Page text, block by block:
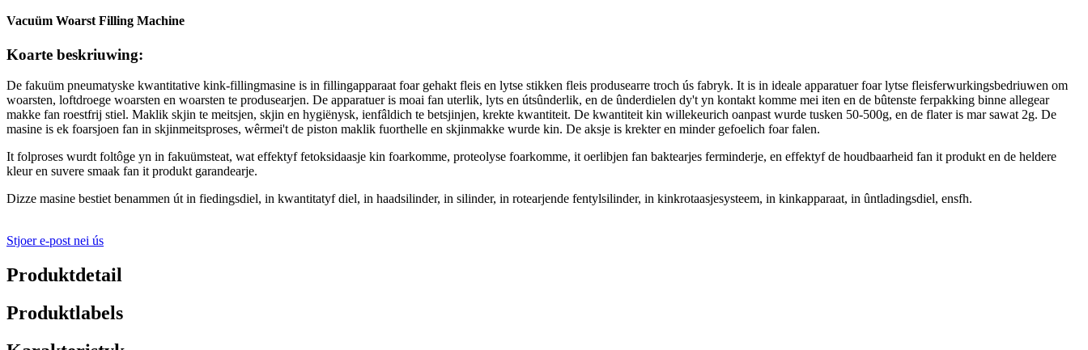
Vacuüm Woarst Filling Machine
Koarte beskriuwing:
De fakuüm pneumatyske kwantitative kink-fillingmasine is in fillingapparaat foar gehakt fleis en lytse stikken fleis produsearre troch ús fabryk. It is in ideale apparatuer foar lytse fleisferwurkingsbedriuwen om
woarsten, loftdroege woarsten en woarsten te produsearjen. De apparatuer is moai fan uterlik, lyts en útsûnderlik, en de ûnderdielen dy't yn kontakt komme mei iten en de bûtenste ferpakking binne allegear
makke fan roestfrij stiel. Maklik skjin te meitsjen, skjin en hygiënysk, ienfâldich te betsjinjen, krekte kwantiteit. De kwantiteit kin willekeurich oanpast wurde tusken 50-500g, en de flater is mar sawat 2g. De
masine is ek foarsjoen fan in skjinmeitsproses, wêrmei't de piston maklik fuorthelle en skjinmakke wurde kin. De aksje is krekter en minder gefoelich foar falen.
It folproses wurdt foltôge yn in fakuümsteat, wat effektyf fetoksidaasje kin foarkomme, proteolyse foarkomme, it oerlibjen fan baktearjes ferminderje, en effektyf de houdbaarheid fan it produkt en de heldere
kleur en suvere smaak fan it produkt garandearje.
Dizze masine bestiet benammen út in fiedingsdiel, in kwantitatyf diel, in haadsilinder, in silinder, in rotearjende fentylsilinder, in kinkrotaasjesysteem, in kinkapparaat, in ûntladingsdiel, ensfh.
Stjoer e-post nei ús
Produktdetail
Produktlabels